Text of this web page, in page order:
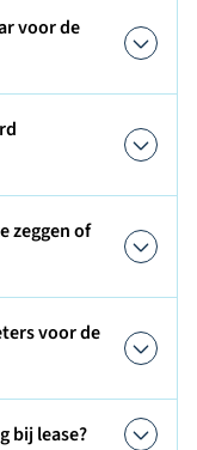
voor de
zeggen of
voor de
bij lease?